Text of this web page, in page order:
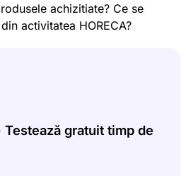
achizitiate? Ce se
activitatea HORECA?
Testează gratuit timp de